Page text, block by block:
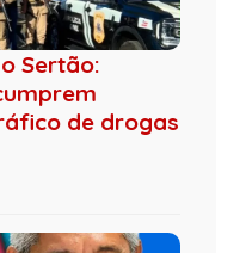
Sertão:
de drogas